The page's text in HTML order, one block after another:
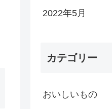
2022年5月
カテゴリー
おいしいもの